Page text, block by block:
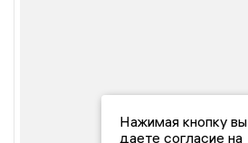
Нажимая кнопку вы
даете согласие на